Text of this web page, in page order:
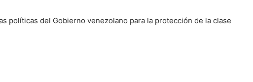
políticas del Gobierno venezolano para la protección de la clase